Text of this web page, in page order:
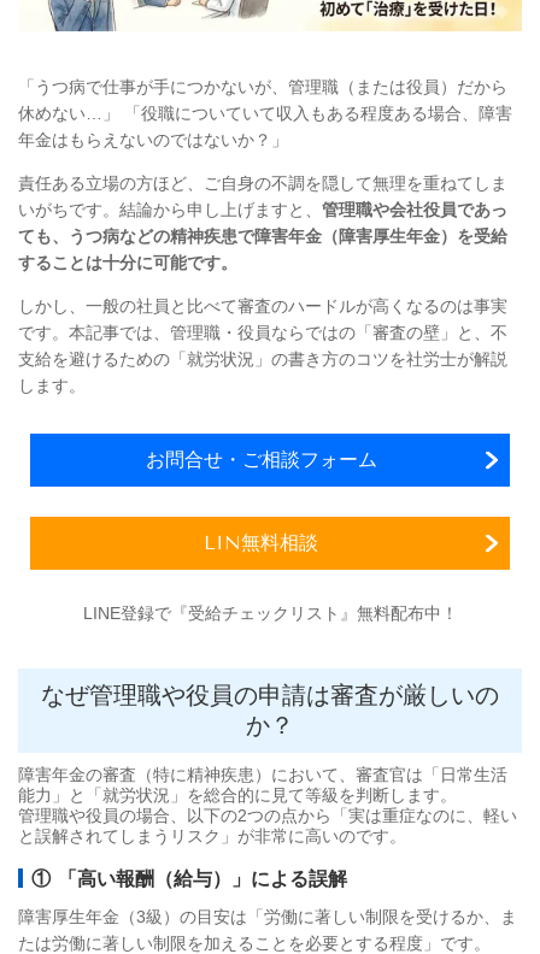
「うつ病で仕事が手につかないが、管理職（または役員）だから
休めない…」 「役職についていて収入もある程度ある場合、障害
年金はもらえないのではないか？」
責任ある立場の方ほど、ご自身の不調を隠して無理を重ねてしま
いがちです。結論から申し上げますと、 管理職や会社役員であっ
ても、うつ病などの精神疾患で障害年金（障害厚生年金）を受給
することは十分に可能です。
しかし、一般の社員と比べて審査のハードルが高くなるのは事実
です。本記事では、管理職・役員ならではの「審査の壁」と、不
支給を避けるための「就労状況」の書き方のコツを社労士が解説
します。
お問合せ・ご相談フォーム
LIN無料相談
LINE登録で『受給チェックリスト』無料配布中！
なぜ管理職や役員の申請は審査が厳しいの
か？
障害年金の審査（特に精神疾患）において、審査官は「日常生活
能力」と「就労状況」を総合的に見て等級を判断します。
管理職や役員の場合、以下の2つの点から「実は重症なのに、軽い
と誤解されてしまうリスク」が非常に高いのです。
① 「高い報酬（給与）」による誤解
障害厚生年金（3級）の目安は「労働に著しい制限を受けるか、ま
たは労働に著しい制限を加えることを必要とする程度」です。